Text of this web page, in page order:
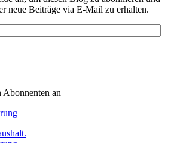
neue Beiträge via E-Mail zu erhalten.
Abonnenten an